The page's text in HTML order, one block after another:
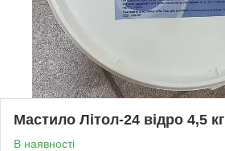
Мастило Літол-24 відро 4,5 кг
В наявності